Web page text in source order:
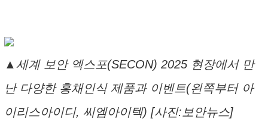
▲세계 보안 엑스포(SECON) 2025 현장에서 만
난 다양한 홍채인식 제품과 이벤트(왼쪽부터 아
이리스아이디, 씨엠아이텍) [사진:보안뉴스]